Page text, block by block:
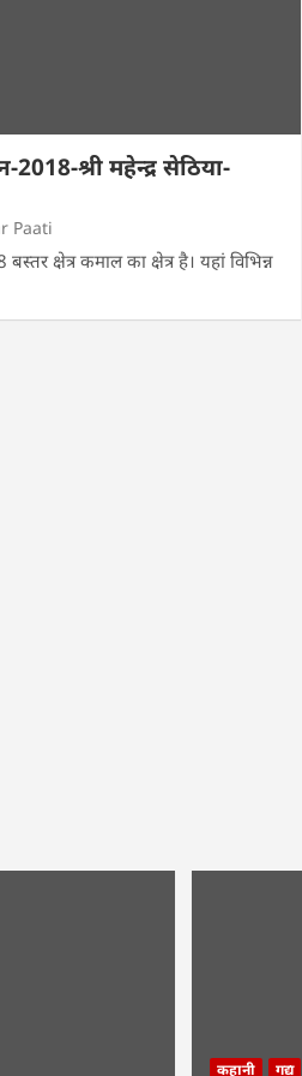
श्री महेन्द्र सेठिया-
Paati
क्षेत्र कमाल का क्षेत्र है। यहां विभिन्न
कहानी गद्य